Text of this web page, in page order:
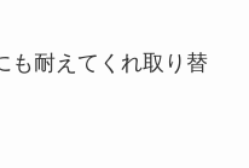
も耐えてくれ取り替